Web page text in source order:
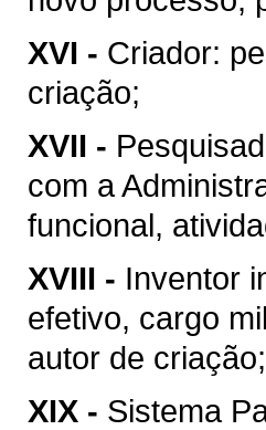
XVI - Criador:
criação;
XVII -
com a
funcional,
XVIII - Inventor
efetivo, cargo
autor de criação;
XIX - Sistema